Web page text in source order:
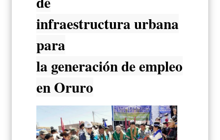
infraestructura urbana
para
la generación de empleo
en Oruro